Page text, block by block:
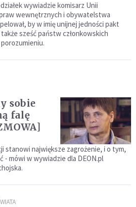
wywiadzie komisarz Unii
wewnętrznych i obywatelstwa
by w imię unijnej jedności pakt
sześć państw członkowskich
sobie
falę
stanowi największe zagrożenie, i o tym,
- mówi w wywiadzie dla DEON.pl